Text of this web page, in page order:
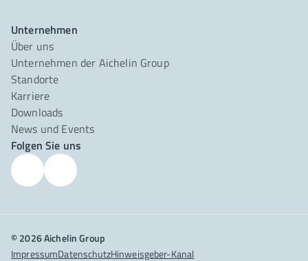
Unternehmen
Über uns
Unternehmen der Aichelin Group
Standorte
Karriere
Downloads
News und Events
Folgen Sie uns
© 2026 Aichelin Group
ImpressumDatenschutzHinweisgeber-Kanal